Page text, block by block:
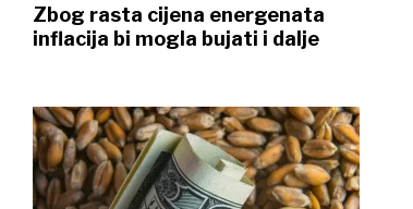
Zbog rasta cijena energenata
inflacija bi mogla bujati i dalje